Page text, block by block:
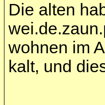
Die alten
wohnen im
kalt, und